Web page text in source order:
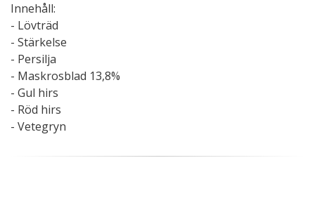
Innehåll:
- Lövträd
- Stärkelse
- Persilja
- Maskrosblad 13,8%
- Gul hirs
- Röd hirs
- Vetegryn